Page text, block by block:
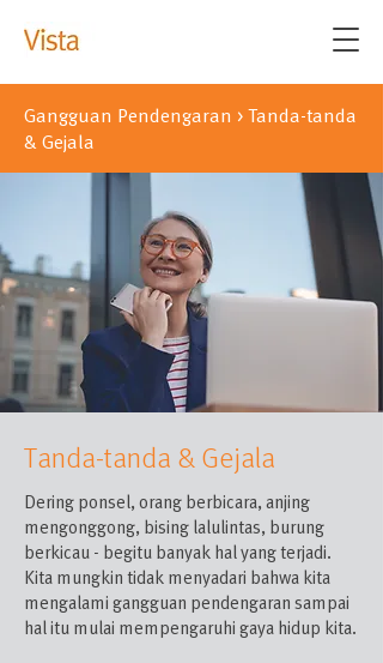
Gangguan Pendengaran > Tanda-tanda
& Gejala
Tanda-tanda & Gejala
Dering ponsel, orang berbicara, anjing
mengonggong, bising lalulintas, burung
berkicau - begitu banyak hal yang terjadi.
Kita mungkin tidak menyadari bahwa kita
mengalami gangguan pendengaran sampai
hal itu mulai mempengaruhi gaya hidup kita.